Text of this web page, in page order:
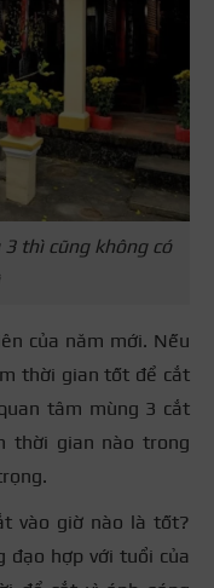
thì cũng không có
của năm mới. Nếu
thời gian tốt để cắt
tâm mùng 3 cắt
thời gian nào trong
vào giờ nào là tốt?
đạo hợp với tuổi của